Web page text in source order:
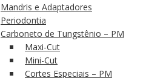
Mandris e Adaptadores
Periodontia
Carboneto de Tungstênio – PM
Maxi-Cut
Mini-Cut
Cortes Especiais – PM